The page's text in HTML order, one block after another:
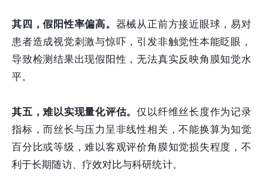
其四，假阳性率偏高。 器械从正前方接近眼球，易对
患者造成视觉刺激与惊吓，引发非触觉性本能眨眼，
导致检测结果出现假阳性，无法真实反映角膜知觉水
平。
其五，难以实现量化评估。仅以纤维丝长度作为记录
指标，而丝长与压力呈非线性相关，不能换算为知觉
百分比或等级，难以客观评价角膜知觉损失程度，不
利于长期随访、疗效对比与科研统计。